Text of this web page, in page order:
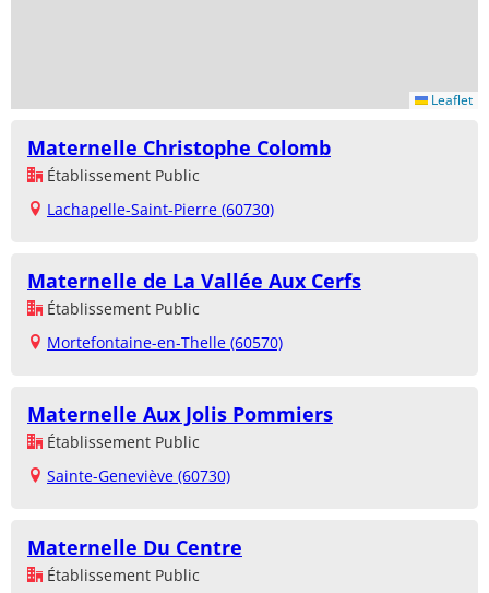
Leaflet
Maternelle Christophe Colomb
Établissement Public
Lachapelle-Saint-Pierre (60730)
Maternelle de La Vallée Aux Cerfs
Établissement Public
Mortefontaine-en-Thelle (60570)
Maternelle Aux Jolis Pommiers
Établissement Public
Sainte-Geneviève (60730)
Maternelle Du Centre
Établissement Public